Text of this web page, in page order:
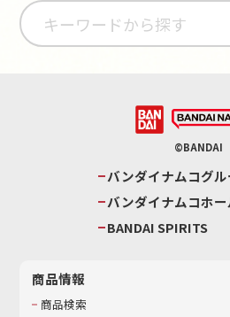
©BANDAI
バンダイナムコグ
バンダイナムコホ
BANDAI SPIRITS
商品情報
商品検索